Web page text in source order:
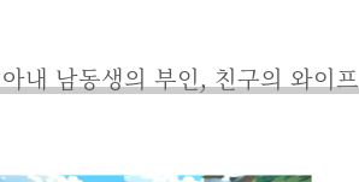
내 남동생의 부인, 친구의 와이프